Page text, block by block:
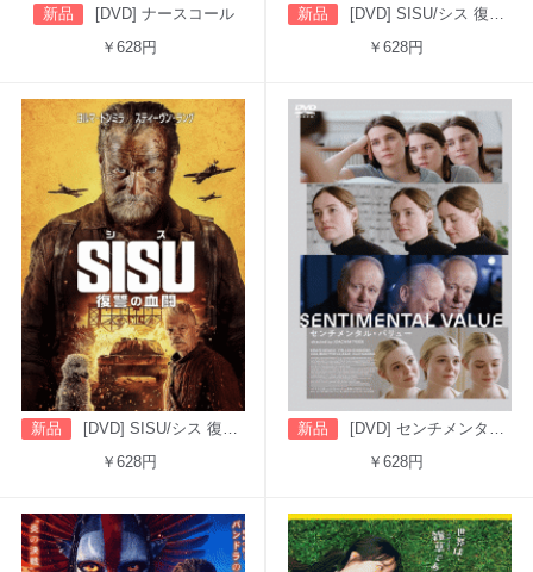
新品
[DVD] ナースコール
￥628円
新品
[DVD] SISU/シス 復讐の血闘（吹替版）
￥628円
新品
[DVD] SISU/シス 復讐の血闘（字幕版）
￥628円
新品
[DVD] センチメンタル・バリュー
￥628円